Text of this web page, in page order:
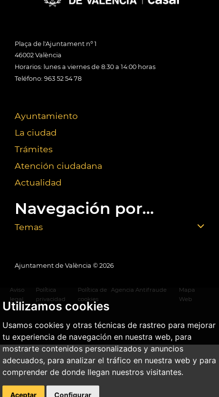
Utilizamos cookies
Usamos cookies y otras técnicas de rastreo para mejorar
tu experiencia de navegación en nuestra web, para
mostrarte contenidos personalizados y anuncios
adecuados, para analizar el tráfico en nuestra web y para
comprender de donde llegan nuestros visitantes.
Aceptar Configurar
Plaça de l'Ajuntament nº 1
46002 València
Horarios: lunes a viernes de 8:30 a 14:00 horas
Teléfono: 963 52 54 78
Ayuntamiento
La ciudad
Trámites
Atención ciudadana
Actualidad
Navegación por...
Temas
Ajuntament de València © 2026
Aviso
legal
Política
privacidad
Política de
cookies
Agencia Antifraude
Mapa
Web